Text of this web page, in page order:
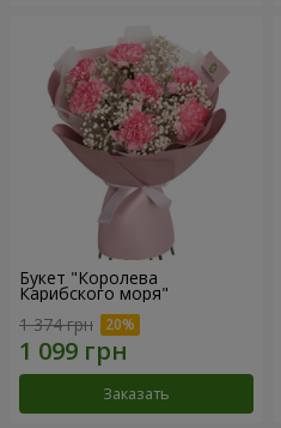
Букет "Королева
Карибского моря"
1 374 грн
Заказать